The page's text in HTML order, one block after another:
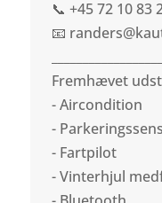
📞 +45 72 10 83
📧
Fremhævet
- Aircondition
-
- Fartpilot
- Vinterhjul